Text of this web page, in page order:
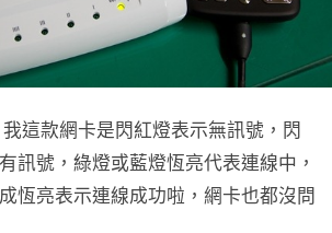
這款網卡是閃紅燈表示無訊號，閃
訊號，綠燈或藍燈恆亮代表連線中，
恆亮表示連線成功啦，網卡也都沒問